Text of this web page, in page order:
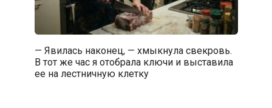
— Явилась наконец, — хмыкнула свекровь.
В тот же час я отобрала ключи и выставила
ее на лестничную клетку